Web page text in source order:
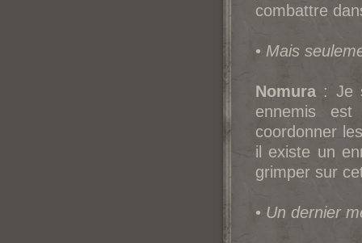
combattre
• Mais
Nomura: Je
ennemis
coordonner
il existe un
grimper sur
• Un dernier